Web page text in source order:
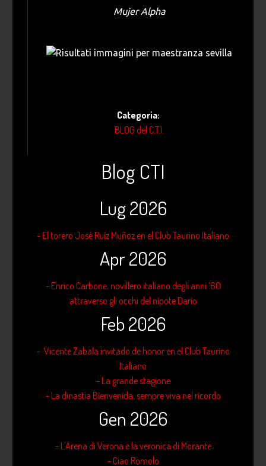
Mujer Alpha
Categoria:
BLOG del C.T.I.
Blog CTI
Lug 2026
- El torero José Ruiz Muñoz en el Club Taurino Italiano
Apr 2026
- Enrico Carbone, novillero italiano degli anni ’60
attraverso gli occhi del nipote Dario
Feb 2026
- Vicente Zabala invitado de honor en el Club Taurino
Italiano
- La grande stagione
- La dinastia Bienvenida, sempre viva nel ricordo
Gen 2026
- L'Arena di Verona e la veronica di Morante
- Ciao Romolo